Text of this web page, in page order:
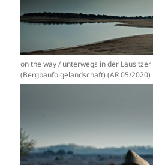
on the way / unterwegs in der
(Bergbaufolgelandschaft) (AR 05/2020)